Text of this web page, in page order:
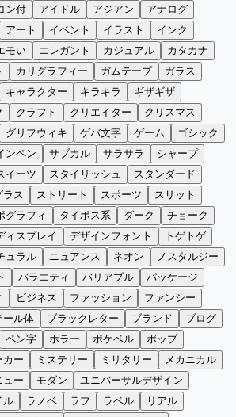
ン付 アイドル アジアン
アナログ
アート イベント イラスト
インク
モい エレガント カジュアル
カタカナ
カリグラフィー ガムテープ
ガラス
キャラクター キラキラ
ギザギザ
クラフト クリエイター
クリスマス
グリフウィキ ゲバ文字 ゲーム
ゴシック
ンペン サブカル サラサラ
シャープ
イーツ スタイリッシュ
スタンダード
ラス ストリート スポーツ
スリット
グラフィ タイポス系 ダーク
チョーク
ィスプレイ デザインフォント
トゲトゲ
ュラル ニュアンス ネオン
ノスタルジー
バラエティ バリアブル
パッケージ
ビジネス ファッション
ファンシー
ール体 ブラックレター ブランド
ブログ
ペン字 ホラー ポケベル
ポップ
カー ミステリー ミリタリー
メカニカル
ュー モダン
ユニバーサルデザイン
ル ラノベ ラフ ラベル
リアル